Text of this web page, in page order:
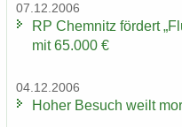
07.12.2006
RP Chem­nitz för­dert
mit 65.000 €
04.12.2006
Hoher Be­such weilt